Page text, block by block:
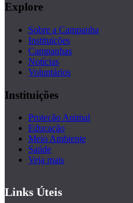
Explore
Sobre a Campanha
Instituições
Campanhas
Notícias
Voluntários
Instituições
Proteção Animal
Educação
Meio Ambiente
Saúde
Veja mais
Links Úteis